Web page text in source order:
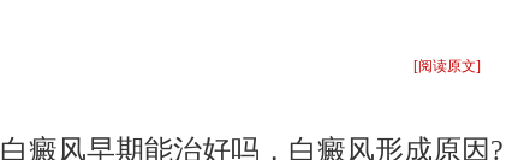
[阅读原文]
白癜风早期能治好吗，白癜风形成原因?